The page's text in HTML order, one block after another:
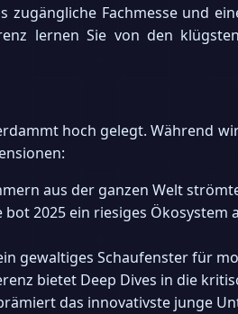
Fachmesse und
lernen Sie von den
hoch gelegt. Während
aus der ganzen Welt
2025 ein riesiges
gewaltiges Schaufenster für
bietet Deep Dives in die
das innovativste junge